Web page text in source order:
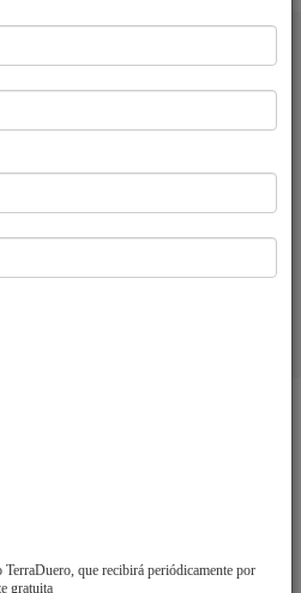
que recibirá periódicamente por
gratuita